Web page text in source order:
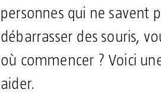
personnes qui ne savent
débarrasser des souris,
où commencer ? Voici
aider.